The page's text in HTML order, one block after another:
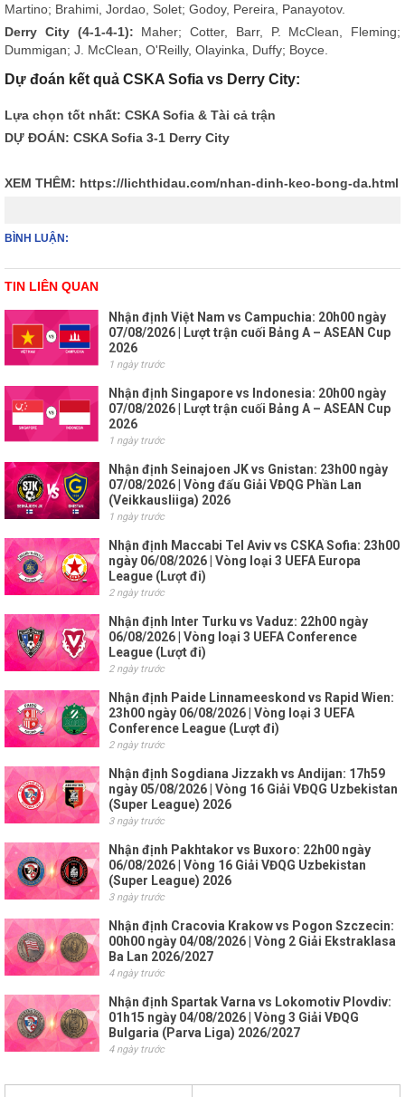
Martino; Brahimi, Jordao, Solet; Godoy, Pereira, Panayotov.
Derry City (4-1-4-1): Maher; Cotter, Barr, P. McClean, Fleming;
Dummigan; J. McClean, O'Reilly, Olayinka, Duffy; Boyce.
Dự đoán kết quả CSKA Sofia vs Derry City:
Lựa chọn tốt nhất: CSKA Sofia & Tài cả trận
DỰ ĐOÁN: CSKA Sofia 3-1 Derry City
XEM THÊM: https://lichthidau.com/nhan-dinh-keo-bong-da.html
BÌNH LUẬN:
TIN LIÊN QUAN
Nhận định Việt Nam vs Campuchia: 20h00 ngày
07/08/2026 | Lượt trận cuối Bảng A – ASEAN Cup
2026
1 ngày trước
Nhận định Singapore vs Indonesia: 20h00 ngày
07/08/2026 | Lượt trận cuối Bảng A – ASEAN Cup
2026
1 ngày trước
Nhận định Seinajoen JK vs Gnistan: 23h00 ngày
07/08/2026 | Vòng đấu Giải VĐQG Phần Lan
(Veikkausliiga) 2026
1 ngày trước
Nhận định Maccabi Tel Aviv vs CSKA Sofia: 23h00
ngày 06/08/2026 | Vòng loại 3 UEFA Europa
League (Lượt đi)
2 ngày trước
Nhận định Inter Turku vs Vaduz: 22h00 ngày
06/08/2026 | Vòng loại 3 UEFA Conference
League (Lượt đi)
2 ngày trước
Nhận định Paide Linnameeskond vs Rapid Wien:
23h00 ngày 06/08/2026 | Vòng loại 3 UEFA
Conference League (Lượt đi)
2 ngày trước
Nhận định Sogdiana Jizzakh vs Andijan: 17h59
ngày 05/08/2026 | Vòng 16 Giải VĐQG Uzbekistan
(Super League) 2026
3 ngày trước
Nhận định Pakhtakor vs Buxoro: 22h00 ngày
06/08/2026 | Vòng 16 Giải VĐQG Uzbekistan
(Super League) 2026
3 ngày trước
Nhận định Cracovia Krakow vs Pogon Szczecin:
00h00 ngày 04/08/2026 | Vòng 2 Giải Ekstraklasa
Ba Lan 2026/2027
4 ngày trước
Nhận định Spartak Varna vs Lokomotiv Plovdiv:
01h15 ngày 04/08/2026 | Vòng 3 Giải VĐQG
Bulgaria (Parva Liga) 2026/2027
4 ngày trước